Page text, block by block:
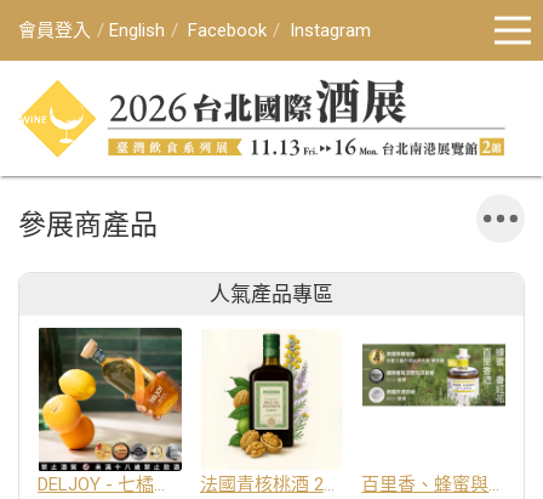
會員登入 English Facebook Instagram
參展商產品
人氣產品專區
DELJOY - 七橘干邑利口酒 24% 法國青核桃酒 25% 百里香、蜂蜜與番紅花酒